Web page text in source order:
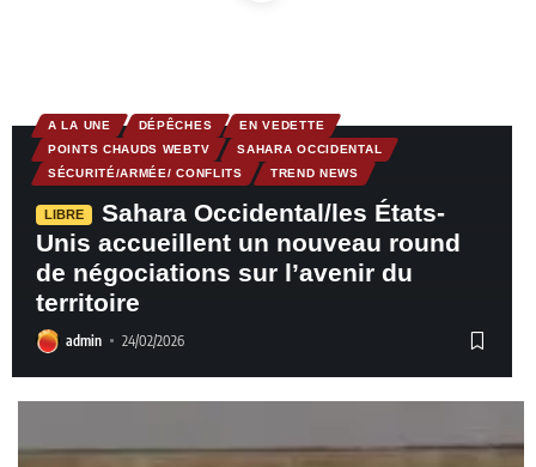
A LA UNE DÉPÊCHES
EN VEDETTE
POINTS CHAUDS WEBTV
SAHARA OCCIDENTAL
SÉCURITÉ/ARMÉE/ CONFLITS
TREND NEWS
LIBRE
Sahara Occidental/les États-
Unis accueillent un nouveau round
de négociations sur l’avenir du
territoire
admin 24/02/2026